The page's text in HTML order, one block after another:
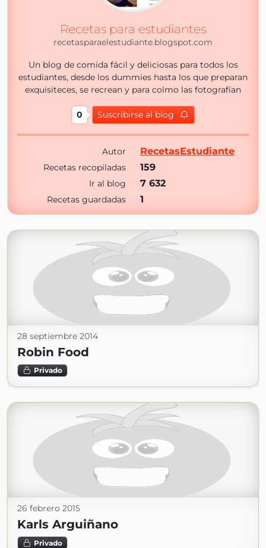
Recetas para estudiantes
recetasparaelestudiante.blogspot.com
Un blog de comida fácil y deliciosas para todos los
estudiantes, desde los dummies hasta los que preparan
exquisiteces, se recrean y para colmo las fotografían
0 Suscribirse al blog
Autor RecetasEstudiante
Recetas recopiladas 159
Ir al blog 7 632
Recetas guardadas 1
28 septiembre 2014
Robin Food
Privado
26 febrero 2015
Karls Arguiñano
Privado